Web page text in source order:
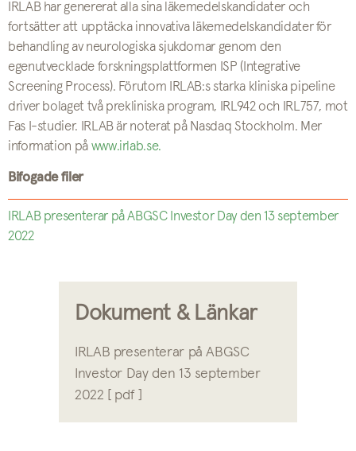
IRLAB har genererat alla sina läkemedelskandidater och
fortsätter att upptäcka innovativa läkemedelskandidater för
behandling av neurologiska sjukdomar genom den
egenutvecklade forskningsplattformen ISP (Integrative
Screening Process). Förutom IRLAB:s starka kliniska pipeline
driver bolaget två prekliniska program, IRL942 och IRL757, mot
Fas I-studier. IRLAB är noterat på Nasdaq Stockholm. Mer
information på www.irlab.se.
Bifogade filer
IRLAB presenterar på ABGSC Investor Day den 13 september
2022
Dokument & Länkar
IRLAB presenterar på ABGSC
Investor Day den 13 september
2022 [ pdf ]